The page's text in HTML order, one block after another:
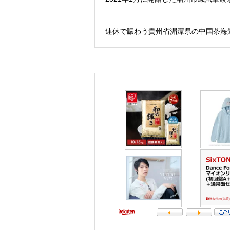
連休で賑わう貴州省湄潭県の中国茶海